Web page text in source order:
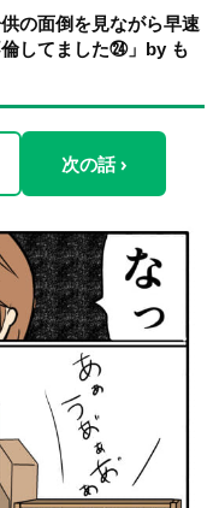
の面倒を見ながら早速
してました㉔」by も
次の話 ›